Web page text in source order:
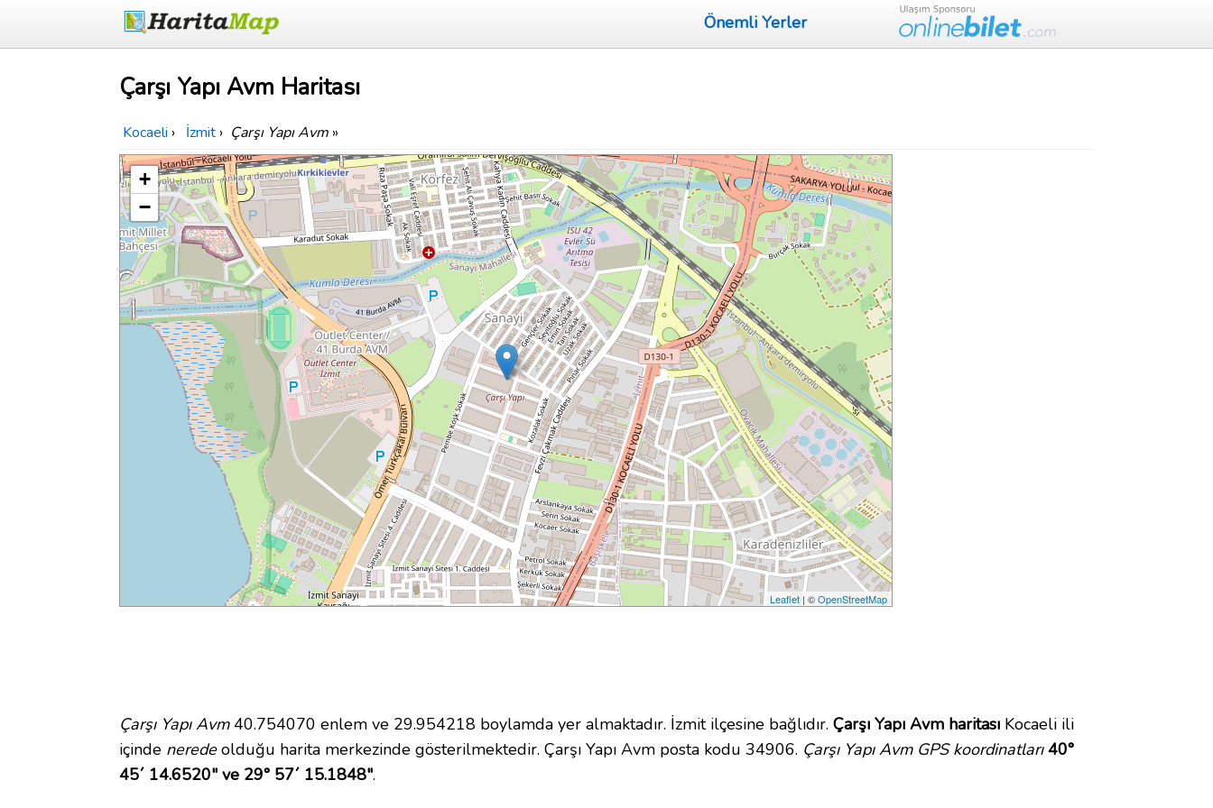
Önemli Yerler
Çarşı Yapı Avm Haritası
Kocaeli › İzmit › Çarşı Yapı Avm »
+
−
Leaflet | ©OpenStreetMap
Çarşı Yapı Avm40.754070 enlem ve 29.954218 boylamda yer almaktadır. İzmit ilçesine bağlıdır. Çarşı Yapı Avm haritası Kocaeli ili
içinde neredeolduğu harita merkezinde gösterilmektedir. Çarşı Yapı Avm posta kodu 34906. Çarşı Yapı Avm GPS koordinatları 40°
45´ 14.6520" ve 29° 57´ 15.1848".